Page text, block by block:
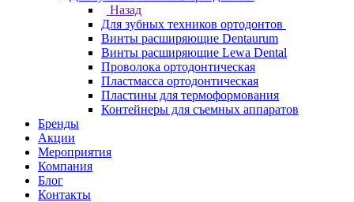
Назад
Для зубных техников ортодонтов
Винты расширяющие Dentaurum
Винты расширяющие Lewa Dental
Проволока ортодонтическая
Пластмасса ортодонтическая
Пластины для термоформования
Контейнеры для съемных аппаратов
Бренды
Акции
Мероприятия
Компания
Блог
Контакты